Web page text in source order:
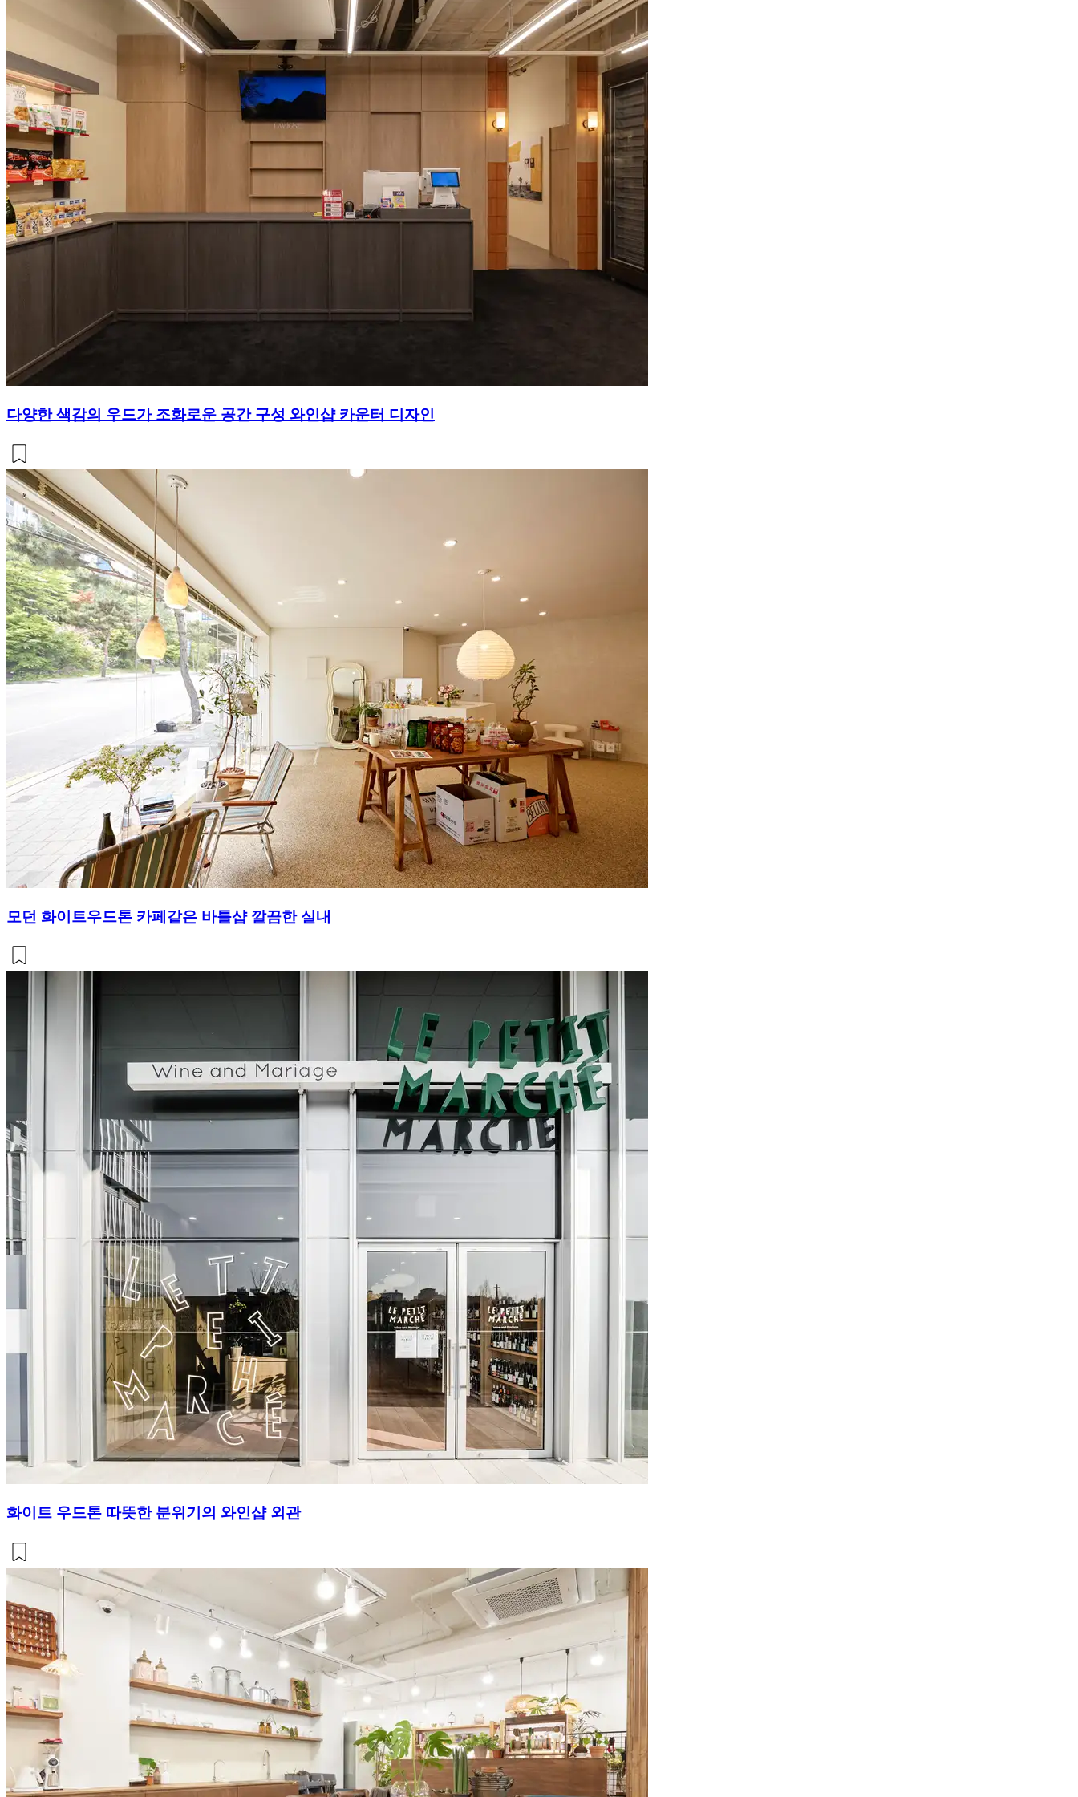
다양한 색감의 우드가 조화로운 공간 구성 와인샵 카운터 디자인
모던 화이트우드톤 카페같은 바틀샵 깔끔한 실내
화이트 우드톤 따뜻한 분위기의 와인샵 외관